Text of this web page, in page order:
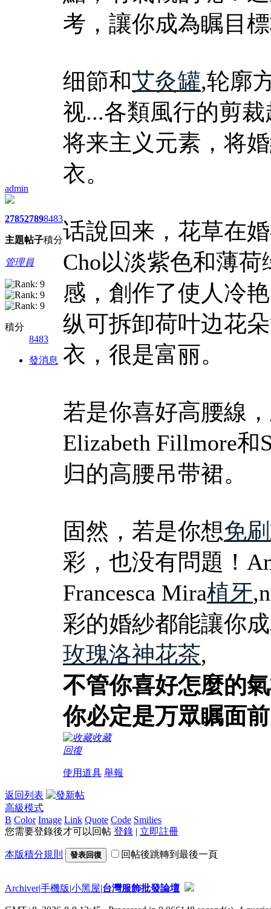
admin
2785
主題
2789
帖子
8483
積分
管理員
積分
8483
發消息
考，讓你成為瞩目
细節和艾灸罐,轮廓
视...各類風行的剪
将来主义元素，将
衣。
话說回来，花草在
Cho以淡紫色和薄
感，創作了使人冷
纵可拆卸荷叶边花
衣，很是富丽。
若是你喜好高腰線
Elizabeth Fillmore和
归的高腰吊带裙。
固然，若是你想免
彩，也没有問題！
Francesca Mira植牙
彩的婚紗都能讓你
玫瑰洛神花茶,
不管你喜好怎麼的
你必定是万眾瞩面
收藏
回復
使用道具 舉報
返回列表
高級模式
B Color Image Link Quote Code Smilies
您需要登錄後才可以回帖 登錄 | 立即註冊
本版積分規則 發表回復 回帖後跳轉到最後一頁
Archiver|手機版|小黑屋|台灣服飾批發論壇